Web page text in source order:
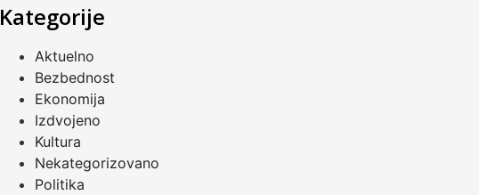
Kategorije
Aktuelno
Bezbednost
Ekonomija
Izdvojeno
Kultura
Nekategorizovano
Politika